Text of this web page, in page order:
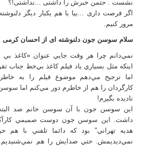
نشست . حتمن خبرش را داشتی ...نداشتی!؟
اگر فرصت داری ...بیا با هم یکبار دیگر
مرور کنیم.
سلام سوسن جون دلنوشته ای از احسان کرمی
نمي‌دانم چرا هر وقت جايي عنوان «کاغذ بي
اينکه مثل بسياري ياد فيلم کاغذ بي‌خط جناب
اما ترجيح مي‌دهم موضوع فيلم را به
کارگردان را هم از خاطرم دور مي‌کنم اما
ناديده بگيرم!
اين سوسن جون با آن سوسن خانم صد البته
داشت. اين سوسن جون دوست صميمي
هديه تهراني" بود که دائما تلفني با هم
نمي‌ديديمش. حتي صدايش را هم نمي‌شنيديم.